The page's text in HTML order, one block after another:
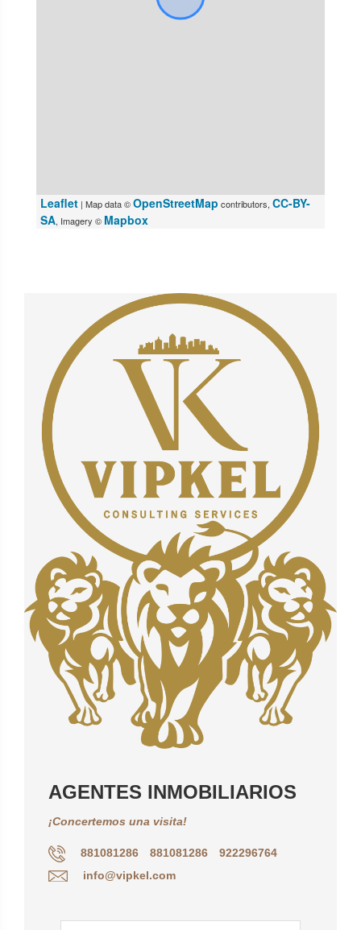
Leaflet | Map data ©OpenStreetMap contributors, CC-BY-
SA, Imagery © Mapbox
AGENTES INMOBILIARIOS
¡Concertemos una visita!
881081286 881081286
922296764
info@vipkel.com